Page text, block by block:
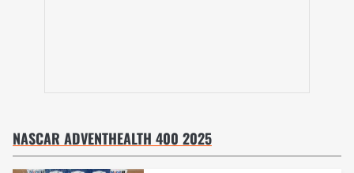
NASCAR ADVENTHEALTH 400 2025